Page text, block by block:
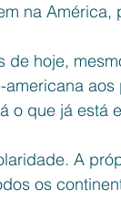
na América,
de hoje,
o que já está
A
os